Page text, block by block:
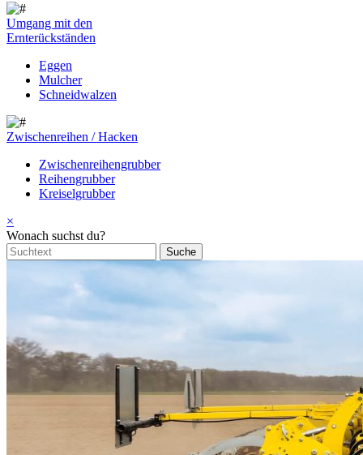
Umgang mit den
Ernterückständen
Eggen
Mulcher
Schneidwalzen
Zwischenreihen / Hacken
Zwischenreihengrubber
Reihengrubber
Kreiselgrubber
×
Wonach suchst du?